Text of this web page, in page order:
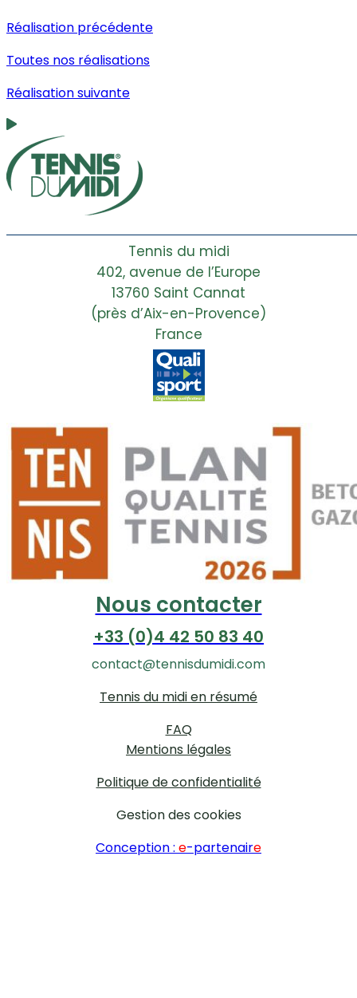
Réalisation précédente
Toutes nos réalisations
Réalisation suivante
Tennis du midi
402, avenue de l’Europe
13760 Saint Cannat
(près d’Aix-en-Provence)
France
Nous contacter
+33 (0)4 42 50 83 40
contact@tennisdumidi.com
Tennis du midi en résumé
FAQ
Mentions légales
Politique de confidentialité
Gestion des cookies
Conception : e-partenaire